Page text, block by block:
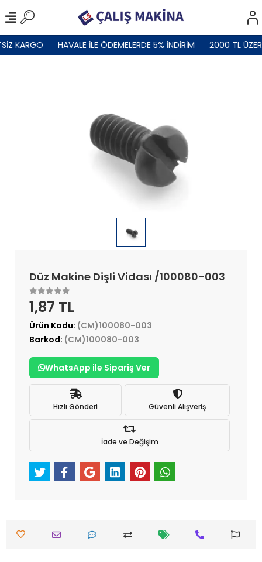
KARGO HAVALE İLE ÖDEMELERDE 5% İNDİRİM 2000 TL
Düz Makine Dişli Vidası /100080-003
1,87 TL
Ürün Kodu: (CM)100080-003
Barkod: (CM)100080-003
WhatsApp ile Sipariş Ver
Hızlı Gönderi Güvenli Alışveriş
İade ve Değişim